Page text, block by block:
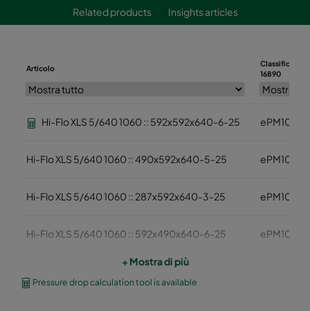
Related products
Insights articles
Articolo
16890
Hi-Flo XLS 5/640 1060 :: 592x592x640-6-25 ePM10
Hi-Flo XLS 5/640 1060 :: 490x592x640-5-25 ePM10
Hi-Flo XLS 5/640 1060 :: 287x592x640-3-25 ePM10
Hi-Flo XLS 5/640 1060 :: 592x490x640-6-25 ePM10
Hi-Flo XLS 5/640 1060 :: 592x287x640-6-25
+ Mostra di più
Pressure drop calculation tool is available